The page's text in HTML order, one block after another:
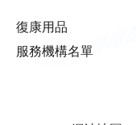
復康用品
服務機構名單